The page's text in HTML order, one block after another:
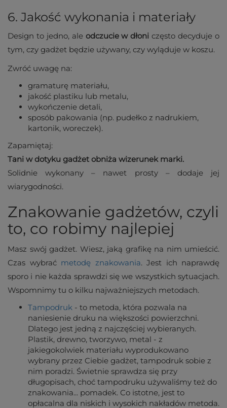
6. Jakość wykonania i materiały
Design to jedno, ale odczucie w dłoni często decyduje o
tym, czy gadżet będzie używany, czy wyląduje w koszu.
Zwróć uwagę na:
gramaturę materiału,
jakość plastiku lub metalu,
wykończenie detali,
sposób pakowania (np. pudełko z nadrukiem,
kartonik, woreczek).
Zapamiętaj:
Tani w dotyku gadżet obniża wizerunek marki.
Solidnie wykonany – nawet prosty – dodaje jej
wiarygodności.
Znakowanie gadżetów, czyli
to, co robimy najlepiej
Masz swój gadżet. Wiesz, jaką grafikę na nim umieścić.
Czas wybrać metodę znakowania. Jest ich naprawdę
sporo i nie każda sprawdzi się we wszystkich sytuacjach.
Wspomnimy tu o kilku najważniejszych metodach.
Tampodruk - to metoda, która pozwala na
naniesienie druku na większości powierzchni.
Dlatego jest jedną z najczęściej wybieranych.
Plastik, drewno, tworzywo, metal - z
jakiegokolwiek materiału wyprodukowano
wybrany przez Ciebie gadżet, tampodruk sobie z
nim poradzi. Świetnie sprawdza się przy
długopisach, choć tampodruku używaliśmy też do
znakowania... pomadek. Co istotne, jest to
opłacalna dla niskich i wysokich nakładów metoda.